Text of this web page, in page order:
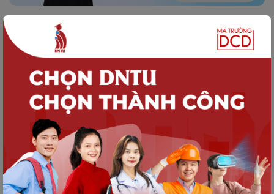
SINH VIÊN DNTU
Thông báo Về việc xét duyệt và trao
tặng học bổng Mirinda năm 2025